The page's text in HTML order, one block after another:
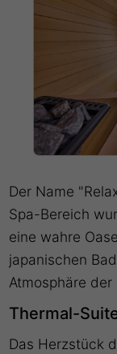
Der Name
Spa-Bereich
eine wahre
japanischen
Atmosphäre
Thermal-
Das Herzstück